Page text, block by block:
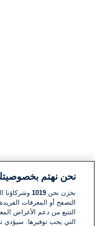
نحن نهتم
نخزن نحن1019 وشركاؤنا
التصفح أو المعرفات
التتبع من دعم الأغراض
التي يجب توفيرها.